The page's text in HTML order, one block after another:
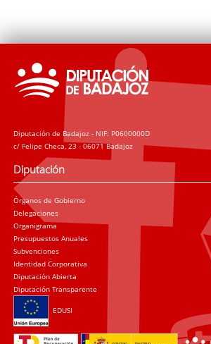
Diputación de Badajoz - NIF: P0600000D
c/ Felipe Checa, 23 - 06071 Badajoz
Diputación
Órganos de Gobierno
Delegaciones
Organigrama
Presupuestos Anuales
Subvenciones
Identidad Corporativa
Diputación Abierta
Diputación Transparente
EDUSI